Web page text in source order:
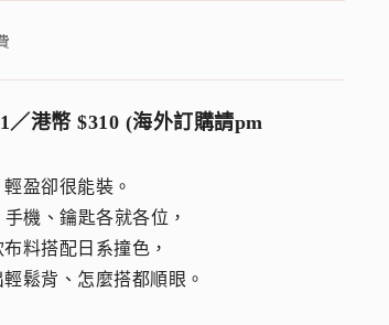
／港幣 $310 (海外訂購請pm
盈卻很能裝。
機、鑰匙各就各位，
料搭配日系撞色，
鬆背、怎麼搭都順眼。